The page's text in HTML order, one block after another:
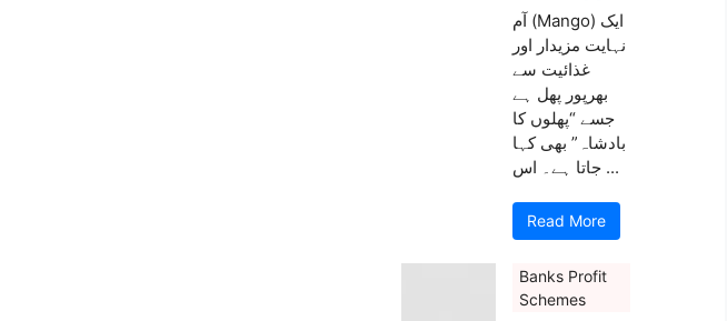
آم (Mango) ایک
نہایت مزیدار اور
غذائیت سے
بھرپور پھل ہے
جسے “پھلوں کا
بادشاہ” بھی کہا
جاتا ہے۔ اس ...
Read More
Banks Profit
Schemes